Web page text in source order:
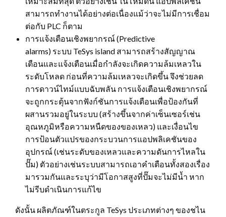
สามารถทำงานได้อย่างต่อเนื่องแม้ว่าจะไม่มีการเชื่อม
ต่อกับ PLC ก็ตาม
การแจ้งเตือนเชิงพยากรณ์ (Predictive
alarms) ระบบ TeSys island สามารถสร้างสัญญาณ
เตือนและแจ้งเตือนเมื่อกำลังจะเกิดความล้มเหลวใน
ระดับโหลด ก่อนที่ความล้มเหลวจะเกิดขึ้น จึงช่วยลด
การดาวน์ไทม์แบบฉับพลัน การแจ้งเตือนเชิงพยากรณ์
จะถูกกระตุ้นจากฟังก์ชันการแจ้งเตือนเพื่อป้องกันที่
ผสานรวมอยู่ในระบบ (สร้างขึ้นจากค่าเซ็นเซอร์เช่น
อุณหภูมิหรือความหนืดของของเหลว) และเงื่อนไข
การป้อนตัวแปรของกระบวนการแอปพลิเคชันของ
อุปกรณ์ (เช่นระดับของเหลวและความดันการไหลใน
ปั๊ม) ตัวอย่างเช่นระบบสามารถเอาคำเตือนทั้งสองเรื่อง
มารวมกันและระบุว่ามีโอกาสสูงที่ปั๊มจะไม่มีน้ำ หาก
ไม่รีบดำเนินการแก้ไข
ดังนั้น ผลิตภัณฑ์ในตระกูล TeSys ประเภทต่างๆ ของชไน